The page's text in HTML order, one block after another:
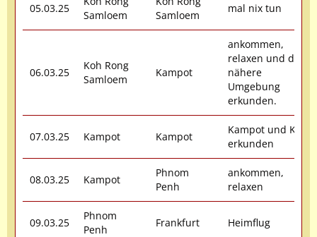
05.03.25
Samloem
Samloem
mal nix tun
06.03.25
Koh Rong
Samloem
Kampot
ankommen,
relaxen und die
nähere
Umgebung
erkunden.
07.03.25 Kampot Kampot
Kampot und Kep
erkunden
08.03.25 Kampot
Phnom
Penh
ankommen,
relaxen
09.03.25
Phnom
Penh
Frankfurt Heimflug